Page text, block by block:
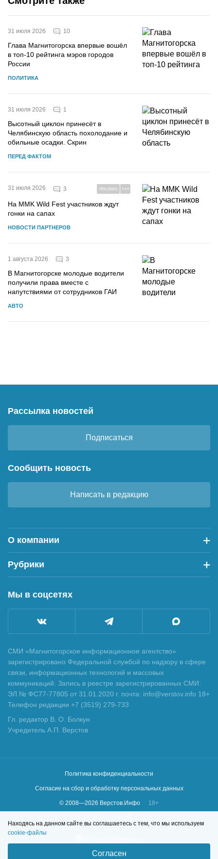
31 июля 2026 10
Глава Магнитогорска впервые вошёл
в топ-10 рейтинга мэров городов
России
ПОЛИТИКА
31 июля 2026 1
Высотный циклон принесёт в
Челябинскую область похолодание и
обильные осадки. Скрин
ПЕРЕД ФАКТОМ
31 июля 2026 3 РЕКЛАМА
На MMK Wild Fest участников ждут
гонки на сапах
НОВОСТИ ПАРТНЕРОВ
1 августа 2026 3
В Магнитогорске молодые водители
получили права вместе с
напутствиями от сотрудников ГАИ
АВТО
Рассылка новостей
Подписаться
Сообщить новость
Написать в редакцию
О компании
Рубрики
Мы в соцсетях
СМИ «Магнитогорское информационное агентство»
зарегистрировано Федеральной службой по надзору в сфере
связи, информационных технологий и массовых
коммуникаций. Запись в реестре зарегистрированных СМИ:
ЭЛ № ФС77-77805 от 31.01.2020 г. почта: info@verstov.info 18+
Телефон редакции +7 (3519) 279-733
Гл. редактор В. О. Болкун
Учредитель А.П. Верстов
Политика конфиденциальности
Согласие на сбор и обработку персональных данных
© 2008—2026 Верстов.Инфо
18+
Находясь на данном сайте вы соглашаетесь с тем, что мы используем
cookie-файлы
Согласен